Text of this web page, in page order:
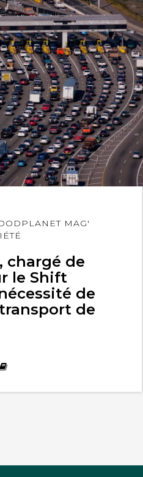
MAG'
chargé de
le Shift
de
de